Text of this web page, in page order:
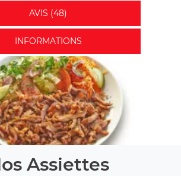
AVIS (48)
INFORMATIONS
Assiettes